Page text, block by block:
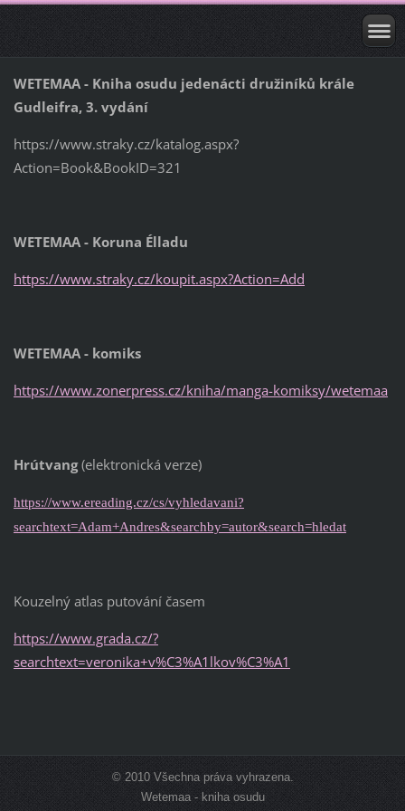
WETEMAA - Kniha osudu jedenácti družiníků krále
Gudleifra, 3. vydání
https://www.straky.cz/katalog.aspx?
Action=Book&BookID=321
WETEMAA - Koruna Élladu
https://www.straky.cz/koupit.aspx?Action=Add
WETEMAA - komiks
https://www.zonerpress.cz/kniha/manga-komiksy/wetemaa
Hrútvang(elektronická verze)
https://www.ereading.cz/cs/vyhledavani?
searchtext=Adam+Andres&searchby=autor&search=hledat
Kouzelný atlas putování časem
https://www.grada.cz/?
searchtext=veronika+v%C3%A1lkov%C3%A1
© 2010 Všechna práva vyhrazena.
Wetemaa - kniha osudu